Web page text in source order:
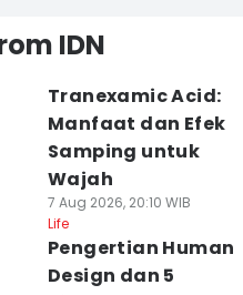
IDN
Tranexamic Acid:
Manfaat dan Efek
Samping untuk
Wajah
7 Aug 2026, 20:10 WIB
Life
Pengertian Human
Design dan 5